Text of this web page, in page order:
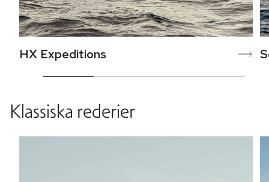
HX Expeditions
Klassiska rederier